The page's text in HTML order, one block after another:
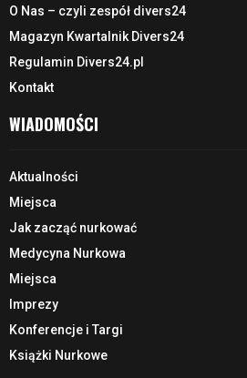
O Nas – czyli zespół divers24
Magazyn Kwartalnik Divers24
Regulamin Divers24.pl
Kontakt
WIADOMOŚCI
Aktualności
Miejsca
Jak zacząć nurkować
Medycyna Nurkowa
Miejsca
Imprezy
Konferencje i Targi
Książki Nurkowe